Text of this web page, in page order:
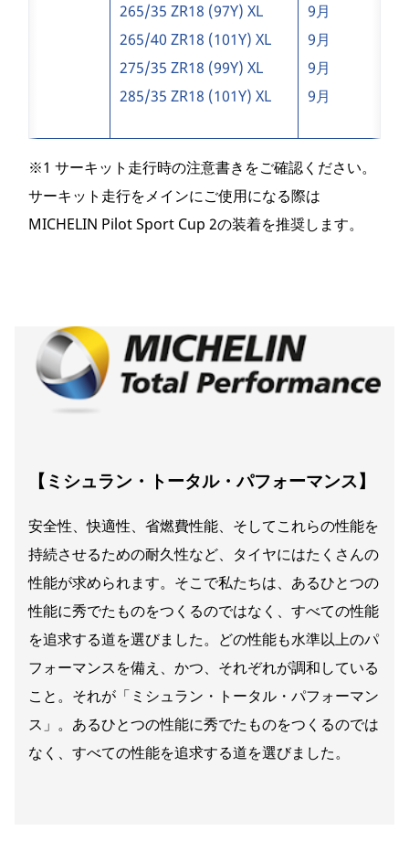
265/35 ZR18 (97Y) XL
265/40 ZR18 (101Y) XL
275/35 ZR18 (99Y) XL
285/35 ZR18 (101Y) XL
9月
9月
9月
9月
※1 サーキット走行時の注意書きをご確認ください。
サーキット走行をメインにご使用になる際は
MICHELIN Pilot Sport Cup 2の装着を推奨します。
【ミシュラン・トータル・パフォーマンス】
安全性、快適性、省燃費性能、そしてこれらの性能を
持続させるための耐久性など、タイヤにはたくさんの
性能が求められます。そこで私たちは、あるひとつの
性能に秀でたものをつくるのではなく、すべての性能
を追求する道を選びました。どの性能も水準以上のパ
フォーマンスを備え、かつ、それぞれが調和している
こと。それが「ミシュラン・トータル・パフォーマン
ス」。あるひとつの性能に秀でたものをつくるのでは
なく、すべての性能を追求する道を選びました。